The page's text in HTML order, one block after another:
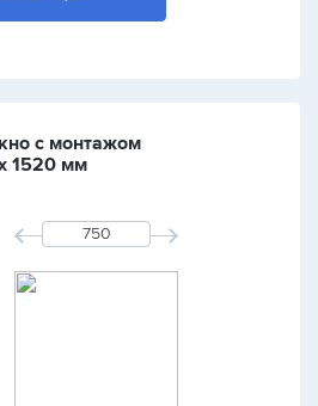
с монтажом
1520 мм